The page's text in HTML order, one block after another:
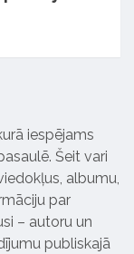
iespējams
Šeit vari
albumu,
par
– autoru un
publiskajā